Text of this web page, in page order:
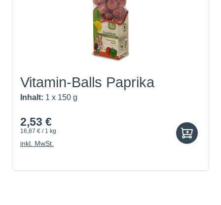
Vitamin-Balls Paprika
Inhalt: 1 x 150 g
2,53 €
16,87 € / 1 kg
inkl. MwSt.